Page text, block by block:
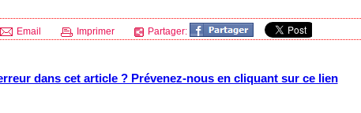
Email Imprimer Partager:
dans cet article ? Prévenez-nous en cliquant sur ce lien